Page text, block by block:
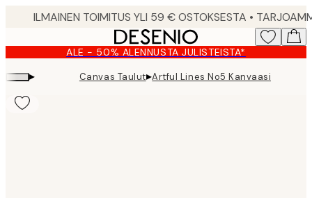
content.
ALE - 50% ALENNUSTA JULISTEISTA*
▸ Canvas Taulut▸Artful Lines No5 Kanvaasi